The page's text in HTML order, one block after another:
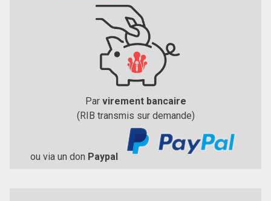
Par virement bancaire
(RIB transmis sur demande)
ou via un don Paypal